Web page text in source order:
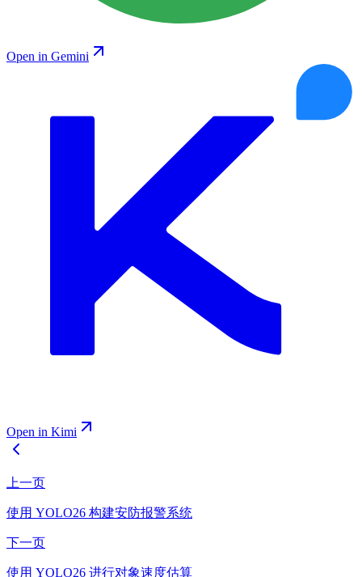
Open in Gemini
Open in Kimi
上一页
使用 YOLO26 构建安防报警系统
下一页
使用 YOLO26 进行对象速度估算